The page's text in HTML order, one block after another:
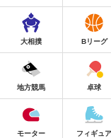
大相撲 Bリーグ
地方競馬 卓球
モーター フィギュア